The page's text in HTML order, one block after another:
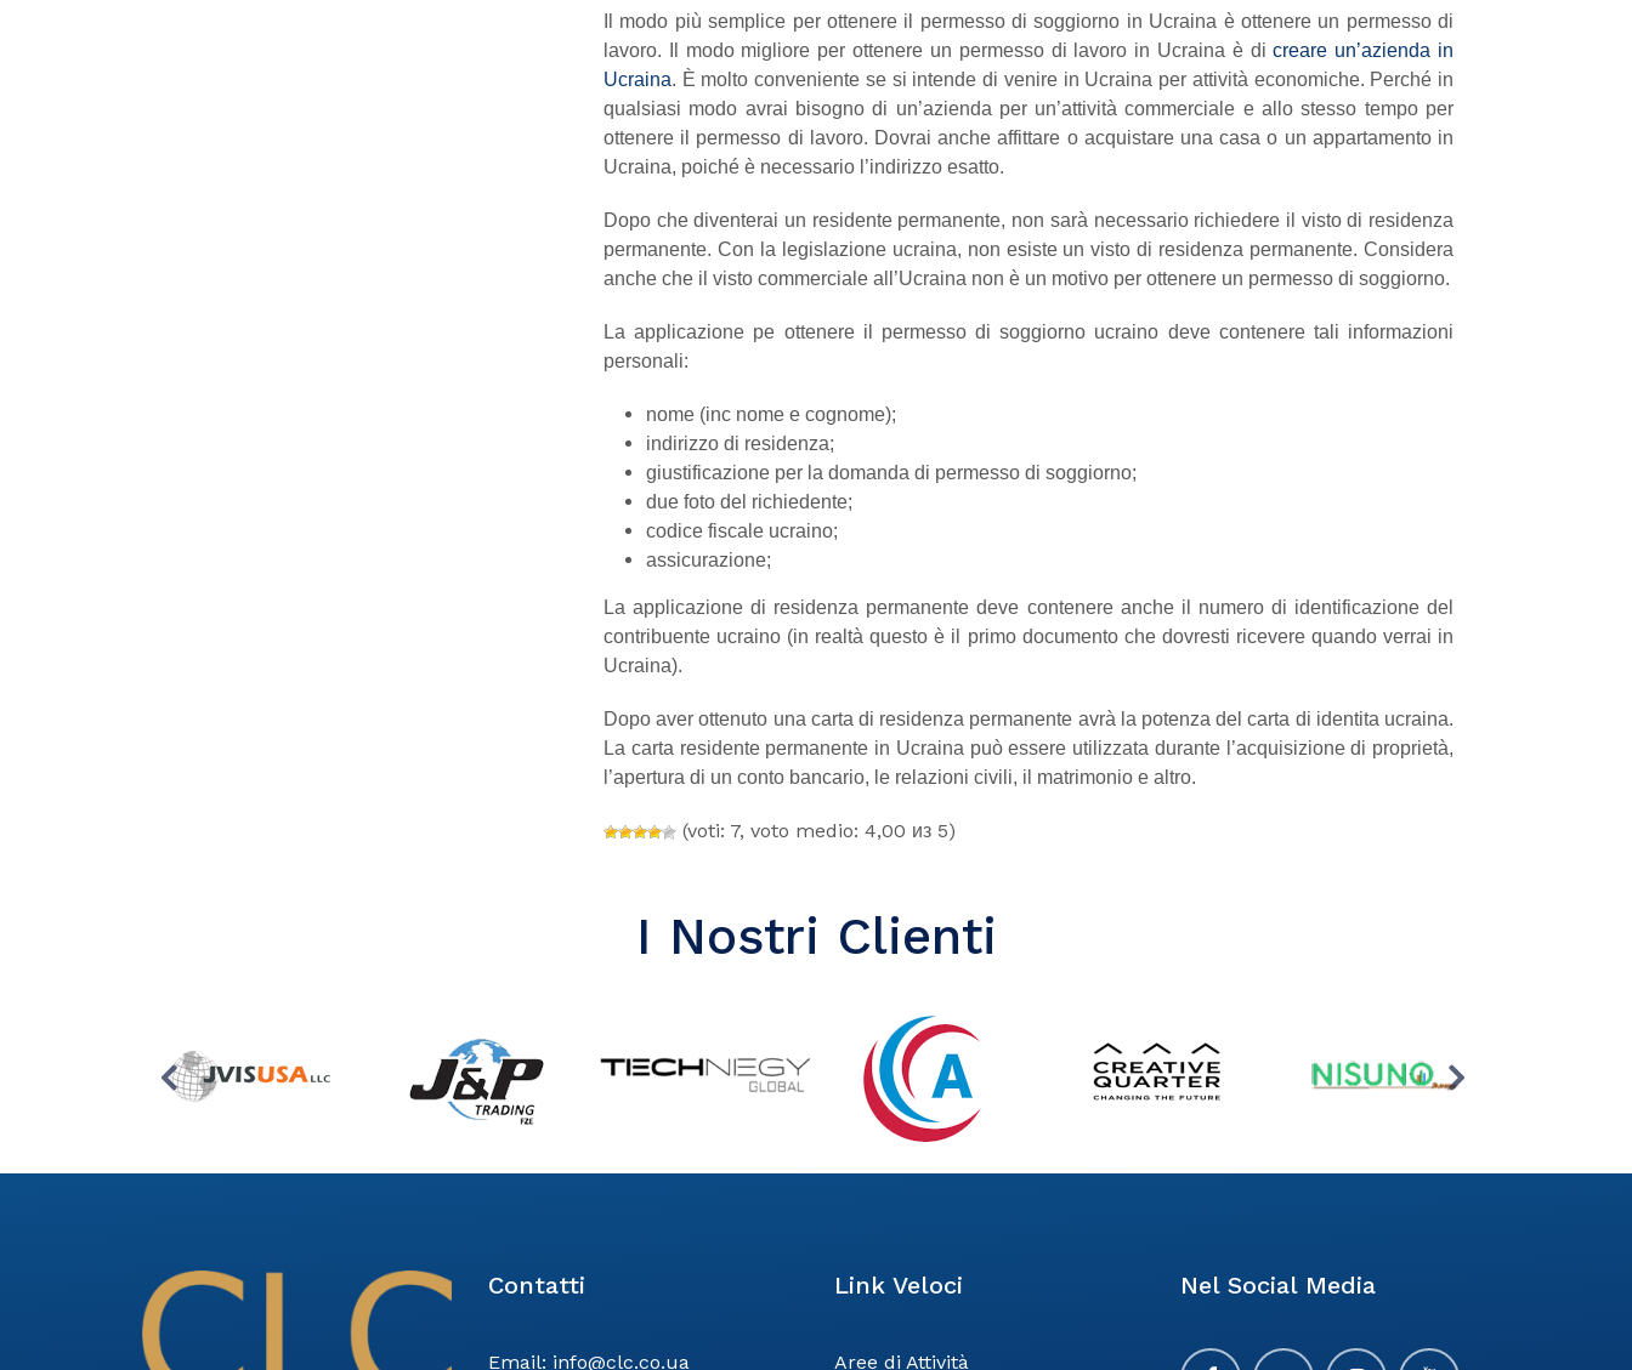
Il modo più semplice per ottenere il permesso di soggiorno in Ucraina è ottenere un permesso di
lavoro. Il modo migliore per ottenere un permesso di lavoro in Ucraina è dicreare un’azienda in
Ucraina. È molto conveniente se si intende di venire in Ucraina per attività economiche. Perché in
qualsiasi modo avrai bisogno di un’azienda per un’attività commerciale e allo stesso tempo per
ottenere il permesso di lavoro. Dovrai anche affittare o acquistare una casa o un appartamento in
Ucraina, poiché è necessario l’indirizzo esatto.
Dopo che diventerai un residente permanente, non sarà necessario richiedere il visto di residenza
permanente. Con la legislazione ucraina, non esiste un visto di residenza permanente. Considera
anche che il visto commerciale all’Ucraina non è un motivo per ottenere un permesso di soggiorno.
La applicazione pe ottenere il permesso di soggiorno ucraino deve contenere tali informazioni
personali:
nome (inc nome e cognome);
indirizzo di residenza;
giustificazione per la domanda di permesso di soggiorno;
due foto del richiedente;
codice fiscale ucraino;
assicurazione;
La applicazione di residenza permanente deve contenere anche il numero di identificazione del
contribuente ucraino (in realtà questo è il primo documento che dovresti ricevere quando verrai in
Ucraina).
Dopo aver ottenuto una carta di residenza permanente avrà la potenza del carta di identita ucraina.
La carta residente permanente in Ucraina può essere utilizzata durante l’acquisizione di proprietà,
l’apertura di un conto bancario, le relazioni civili, il matrimonio e altro.
(voti: 7, voto medio: 4,00 из 5)
I Nostri Clienti
Contatti
Email: info@clc.co.ua
Link Veloci
Aree di Attività
Nel Social Media